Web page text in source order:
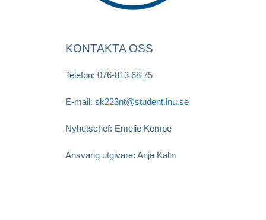
KONTAKTA OSS
Telefon: 076-813 68 75
E-mail: sk223nt@student.lnu.se
Nyhetschef: Emelie Kempe
Ansvarig utgivare: Anja Kalin